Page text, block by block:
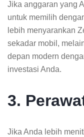
Jika anggaran yang
untuk memilih
lebih menyarankan
sekadar mobil,
depan modern
investasi Anda.
3.
Jika Anda lebih